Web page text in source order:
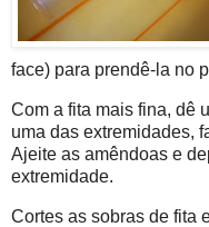
face) para prendê-la no
Com a fita mais fina, dê
uma das extremidades,
Ajeite as amêndoas e
extremidade.
Cortes as sobras de fita